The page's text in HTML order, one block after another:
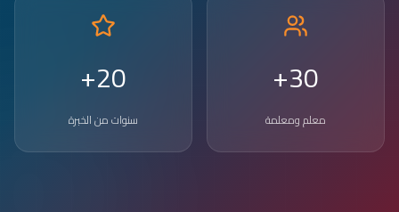
30+
معلم ومعلمة
20+
سنوات من الخبرة